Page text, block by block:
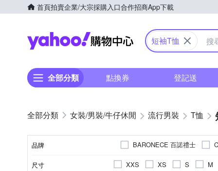
首頁拍賣企業/大宗採購入口合作招商App下載
Yahoo購物中心
短袖T恤
全部分類 點換券 登記送
女裝/男裝/牛仔休閒 流行男裝 T恤
品牌 BARONECE 百諾禮士
G+ 居家
Hush Puppies
尺寸 XXS XS S
M